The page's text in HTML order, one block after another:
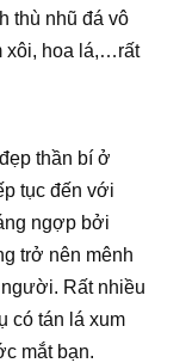
thù nhũ đá vô
xôi, hoa lá,…rất
thần bí ở
tục đến với
ngợp bởi
trở nên mênh
Rất nhiều
có tán lá xum
mắt bạn.